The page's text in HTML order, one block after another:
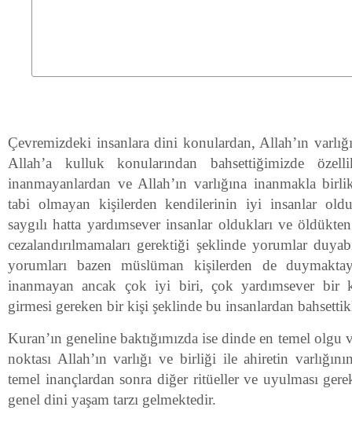
Çevremizdeki insanlara dini konulardan, Allah’ın
Allah’a kulluk konularından bahsettiğimizde
inanmayanlardan ve Allah’ın varlığına inanmakla
tabi olmayan kişilerden kendilerinin iyi insanlar
saygılı hatta yardımsever insanlar oldukları ve
cezalandırılmamaları gerektiği şeklinde yorumlar
yorumları bazen müslüman kişilerden de
inanmayan ancak çok iyi biri, çok yardımsever bir
girmesi gereken bir kişi şeklinde bu insanlardan
Kuran’ın geneline baktığımızda ise dinde en temel olgu
noktası Allah’ın varlığı ve birliği ile ahiretin
temel inançlardan sonra diğer ritüeller ve uyulması
genel dini yaşam tarzı gelmektedir.